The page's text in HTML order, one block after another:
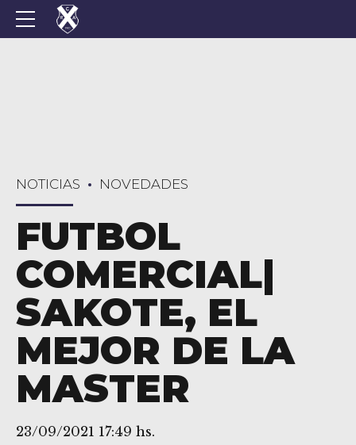
NOTICIAS NOVEDADES
FUTBOL
COMERCIAL|
SAKOTE, EL
MEJOR DE LA
MASTER
23/09/2021 17:49 hs.